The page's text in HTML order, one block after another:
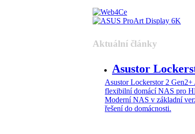
Aktuální články
Asustor
Asustor Lockerstor 2
flexibilní domácí NAS pro
Moderní NAS v základní
řešení do domácnosti.